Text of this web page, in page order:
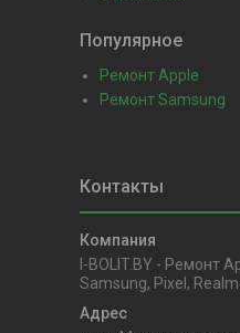
Популярное
Ремонт Apple
Ремонт Samsung
I-BOLIT.BY - Ремонт
Samsung, Pixel,